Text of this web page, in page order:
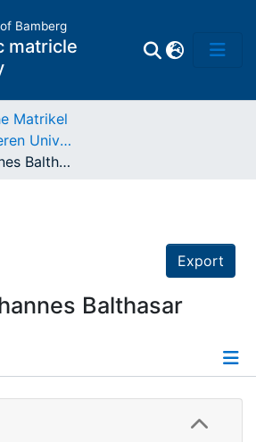
Bamberg
matricle
Matrikel
Matrikel der älteren Universität
Trautner, Johannes Balthasar
Export
Balthasar
Details